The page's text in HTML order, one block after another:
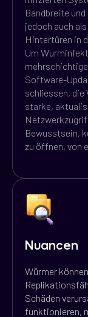
Nuancen
Würmer
Schäden
funktionieren,
Bandbreite
jedoch auch
Hintertüren in
Um
Software-
schliessen, die
starke,
Bewusstsein,
zu öffnen, von